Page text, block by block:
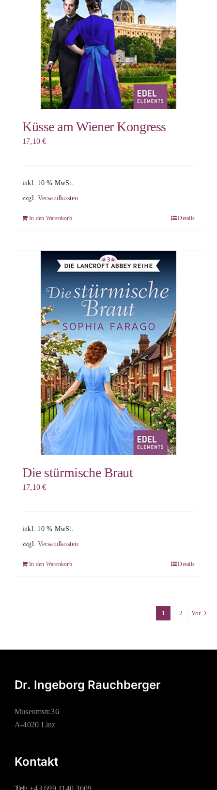
Küsse am Wiener Kongress
17,10€
inkl. 10 % MwSt.
zzgl.Versandkosten
In den Warenkorb Details
Die stürmische Braut
17,10€
inkl. 10 % MwSt.
zzgl.Versandkosten
In den Warenkorb Details
1 2 Vor
Dr. Ingeborg Rauchberger
Museumstr.36
A-4020 Linz
Kontakt